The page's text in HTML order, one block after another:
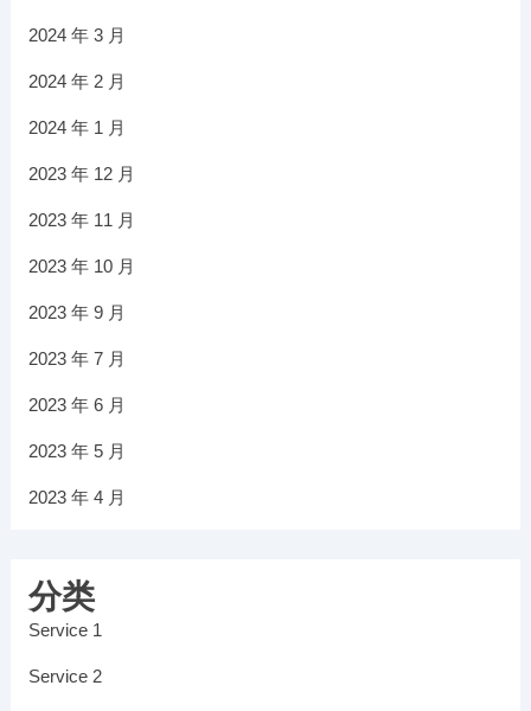
2024 年 3 月
2024 年 2 月
2024 年 1 月
2023 年 12 月
2023 年 11 月
2023 年 10 月
2023 年 9 月
2023 年 7 月
2023 年 6 月
2023 年 5 月
2023 年 4 月
分类
Service 1
Service 2